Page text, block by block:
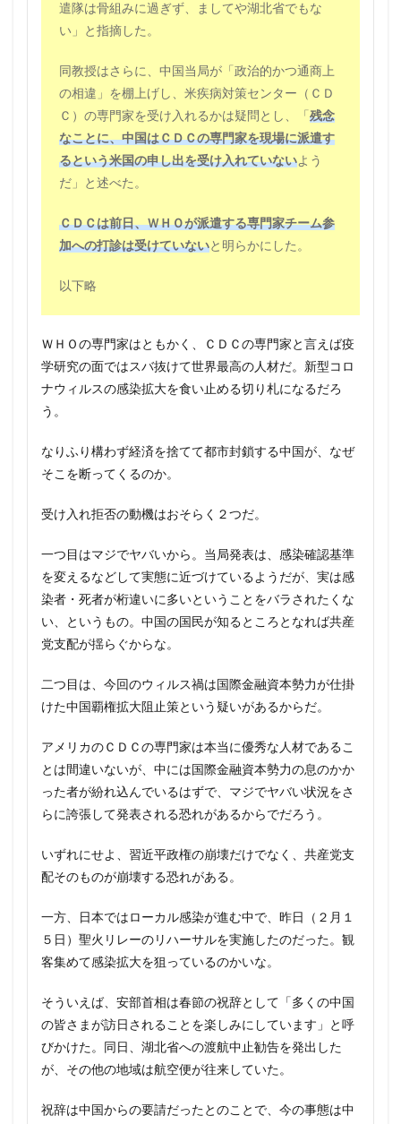
遣隊は骨組みに過ぎず、ましてや湖北省でもな
い」と指摘した。
同教授はさらに、中国当局が「政治的かつ通商上
の相違」を棚上げし、米疾病対策センター（ＣＤ
Ｃ）の専門家を受け入れるかは疑問とし、「 残念
なことに、中国はＣＤＣの専門家を現場に派遣す
るという米国の申し出を受け入れていないよう
だ」と述べた。
ＣＤＣは前日、ＷＨＯが派遣する専門家チーム参
加への打診は受けていないと明らかにした。
以下略
ＷＨＯの専門家はともかく、ＣＤＣの専門家と言えば疫
学研究の面ではスバ抜けて世界最高の人材だ。新型コロ
ナウィルスの感染拡大を食い止める切り札になるだろ
う。
なりふり構わず経済を捨てて都市封鎖する中国が、なぜ
そこを断ってくるのか。
受け入れ拒否の動機はおそらく２つだ。
一つ目はマジでヤバいから。当局発表は、感染確認基準
を変えるなどして実態に近づけているようだが、実は感
染者・死者が桁違いに多いということをバラされたくな
い、というもの。中国の国民が知るところとなれば共産
党支配が揺らぐからな。
二つ目は、今回のウィルス禍は国際金融資本勢力が仕掛
けた中国覇権拡大阻止策という疑いがあるからだ。
アメリカのＣＤＣの専門家は本当に優秀な人材であるこ
とは間違いないが、中には国際金融資本勢力の息のかか
った者が紛れ込んでいるはずで、マジでヤバい状況をさ
らに誇張して発表される恐れがあるからでだろう。
いずれにせよ、習近平政権の崩壊だけでなく、共産党支
配そのものが崩壊する恐れがある。
一方、日本ではローカル感染が進む中で、昨日（２月１
５日）聖火リレーのリハーサルを実施したのだった。観
客集めて感染拡大を狙っているのかいな。
そういえば、安部首相は春節の祝辞として「多くの中国
の皆さまが訪日されることを楽しみにしています」と呼
びかけた。同日、湖北省への渡航中止勧告を発出した
が、その他の地域は航空便が往来していた。
祝辞は中国からの要請だったとのことで、今の事態は中